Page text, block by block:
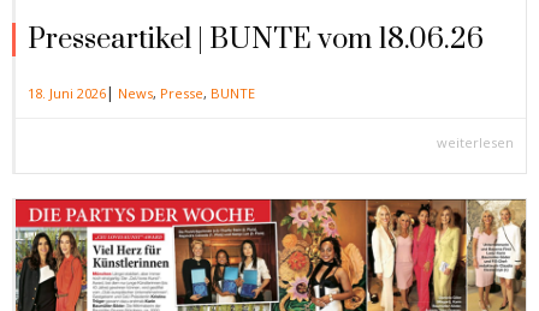
Presseartikel | BUNTE vom 18.06.26
18. Juni 2026| News, Presse, BUNTE
weiterlesen